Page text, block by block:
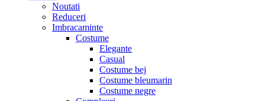
Noutati
Reduceri
Imbracaminte
Costume
Elegante
Casual
Costume bej
Costume bleumarin
Costume negre